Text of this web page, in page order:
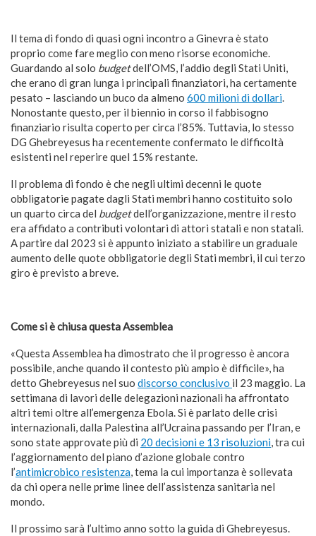
Il tema di fondo di quasi ogni incontro a Ginevra è stato
proprio come fare meglio con meno risorse economiche.
Guardando al solo budgetdell’OMS, l’addio degli Stati Uniti,
che erano di gran lunga i principali finanziatori, ha certamente
pesato – lasciando un buco da almeno 600 milioni di dollari.
Nonostante questo, per il biennio in corso il fabbisogno
finanziario risulta coperto per circa l’85%. Tuttavia, lo stesso
DG Ghebreyesus ha recentemente confermato le difficoltà
esistenti nel reperire quel 15% restante.
Il problema di fondo è che negli ultimi decenni le quote
obbligatorie pagate dagli Stati membri hanno costituito solo
un quarto circa del budgetdell’organizzazione, mentre il resto
era affidato a contributi volontari di attori statali e non statali.
A partire dal 2023 si è appunto iniziato a stabilire un graduale
aumento delle quote obbligatorie degli Stati membri, il cui terzo
giro è previsto a breve.
Come si è chiusa questa Assemblea
«Questa Assemblea ha dimostrato che il progresso è ancora
possibile, anche quando il contesto più ampio è difficile», ha
detto Ghebreyesus nel suo discorso conclusivo il 23 maggio. La
settimana di lavori delle delegazioni nazionali ha affrontato
altri temi oltre all’emergenza Ebola. Si è parlato delle crisi
internazionali, dalla Palestina all’Ucraina passando per l’Iran, e
sono state approvate più di 20 decisioni e 13 risoluzioni, tra cui
l’aggiornamento del piano d’azione globale contro
l’antimicrobico resistenza, tema la cui importanza è sollevata
da chi opera nelle prime linee dell’assistenza sanitaria nel
mondo.
Il prossimo sarà l’ultimo anno sotto la guida di Ghebreyesus.